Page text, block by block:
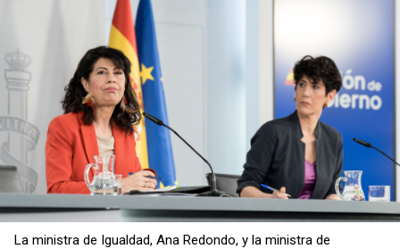
La ministra de Igualdad, Ana Redondo, y la ministra de